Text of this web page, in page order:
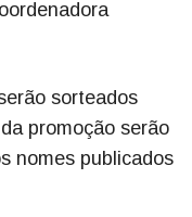
sorteados
promoção serão
nomes publicados